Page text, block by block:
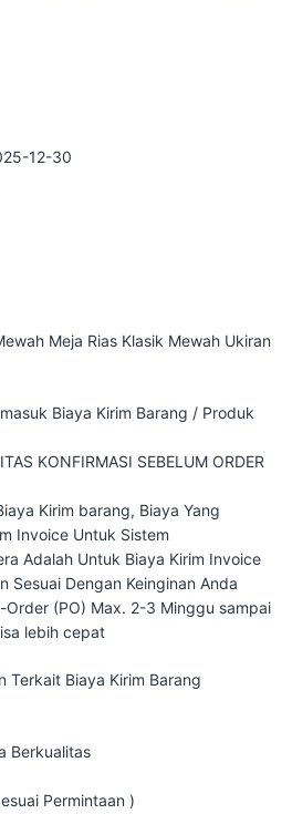
12-30
Meja Rias Klasik Mewah Ukiran
Biaya Kirim Barang / Produk
KONFIRMASI SEBELUM ORDER
Kirim barang, Biaya Yang
Invoice Untuk Sistem
Adalah Untuk Biaya Kirim Invoice
Sesuai Dengan Keinginan Anda
Order (PO) Max. 2-3 Minggu sampai
lebih cepat
Terkait Biaya Kirim Barang
Berkualitas
Permintaan )